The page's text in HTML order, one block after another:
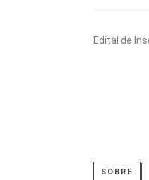
Edital de
SOBRE